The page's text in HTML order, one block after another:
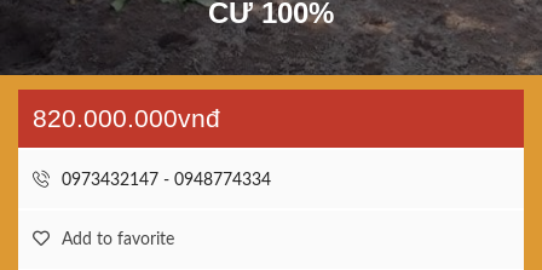
CƯ 100%
820.000.000vnđ
0973432147 - 0948774334
Add to favorite